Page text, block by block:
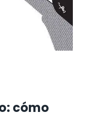
cómo